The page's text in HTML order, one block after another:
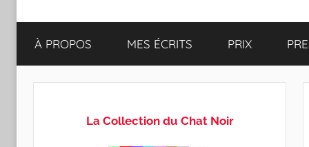
Les
histoires
CLAUDE
écrits
&
À PROPOS MES ÉCRITS PRIX
La Collection du Chat Noir